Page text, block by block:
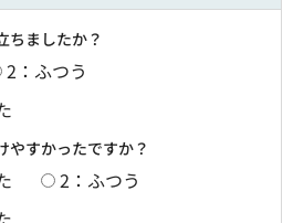
ちましたか？
2：ふつう
やすかったですか？
2：ふつう